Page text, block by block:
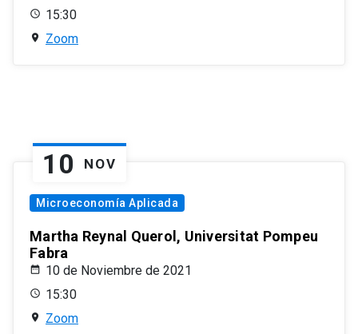
15:30
Zoom
10 NOV
Microeconomía Aplicada
Martha Reynal Querol, Universitat Pompeu
Fabra
10 de Noviembre de 2021
15:30
Zoom